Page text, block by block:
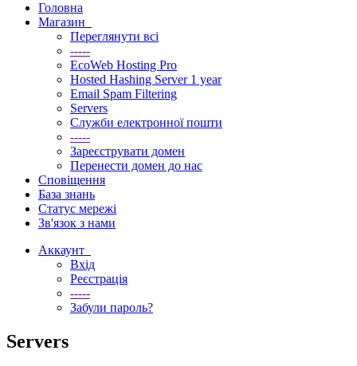
Головна
Магазин
Переглянути всі
-----
EcoWeb Hosting Pro
Hosted Hashing Server 1 year
Email Spam Filtering
Servers
Служби електронної пошти
-----
Зареєструвати домен
Перенести домен до нас
Сповіщення
База знань
Статус мережі
Зв'язок з нами
Аккаунт
Вхід
Реєстрація
-----
Забули пароль?
Servers